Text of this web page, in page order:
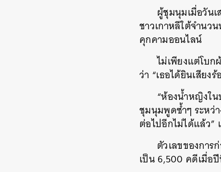
ผู้ชุมนุมเมื่อวัน
ชาวเกาหลีใต้จำนว
คุกคามออนไลน์
ไม่เพียงแต่โบก
ว่า “เธอได้ยินเสีย
“ห้องน้ำหญิงใ
ชุมนุมพูดซ้ำๆ ระหว่
ต่อไปอีกไม่ได้แล้ว”
ตัวเลขของกา
เป็น 6,500 คดีเมื่อ